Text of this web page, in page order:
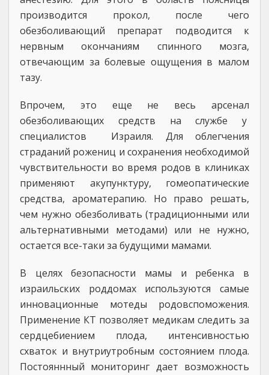
производится прокол, после чего
обезболивающий препарат подводится к
нервным окончаниям спинного мозга,
отвечающим за болевые ощущения в малом
тазу.
Впрочем, это еще не весь арсенал
обезболивающих средств на службе у
специалистов Израиля. Для облегчения
страданий рожениц и сохранения необходимой
чувствительности во время родов в клиниках
применяют акупунктуру, гомеопатические
средства, ароматерапию. Но право решать,
чем нужно обезболивать (традиционными или
альтернативными методами) или не нужно,
остается все-таки за будущими мамами.
В целях безопасности мамы и ребенка в
израильских роддомах используются самые
инновационные мотеды родовспоможения.
Применение КТ позволяет медикам следить за
сердцебиением плода, интенсивностью
схваток и внутриутробным состоянием плода.
Постояннный мониторинг дает возможность